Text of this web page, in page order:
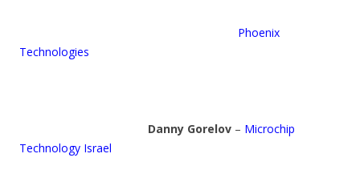
Phoenix
Technologies
Danny Gorelov – Microchip
Technology Israel